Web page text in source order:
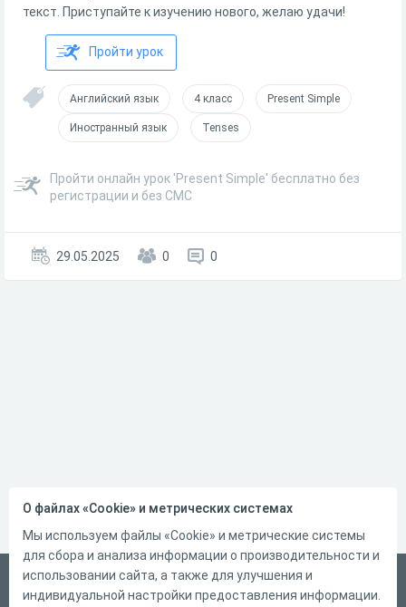
текст. Приступайте к изучению нового, желаю удачи!
Пройти урок
Английский язык 4 класс Present Simple
Иностранный язык Tenses
Пройти онлайн урок 'Present Simple' бесплатно без
регистрации и без СМС
29.05.2025 0 0
Русский
О файлах «Cookie» и метрических системах
Мы используем файлы «Cookie» и метрические системы
для сбора и анализа информации о производительности и
использовании сайта, а также для улучшения и
индивидуальной настройки предоставления информации.